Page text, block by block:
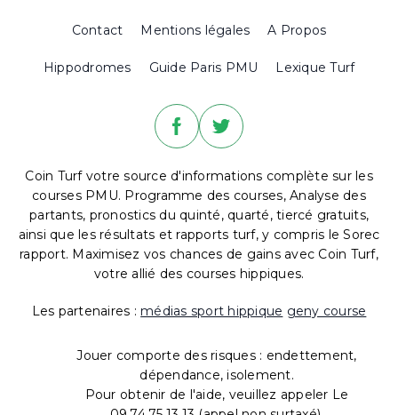
Contact Mentions légales A Propos
Hippodromes Guide Paris PMU Lexique Turf
Coin Turf votre source d'informations complète sur les
courses PMU. Programme des courses, Analyse des
partants, pronostics du quinté, quarté, tiercé gratuits,
ainsi que les résultats et rapports turf, y compris le Sorec
rapport. Maximisez vos chances de gains avec Coin Turf,
votre allié des courses hippiques.
Les partenaires : médias sport hippique geny course
Jouer comporte des risques : endettement,
dépendance, isolement.
Pour obtenir de l'aide, veuillez appeler Le